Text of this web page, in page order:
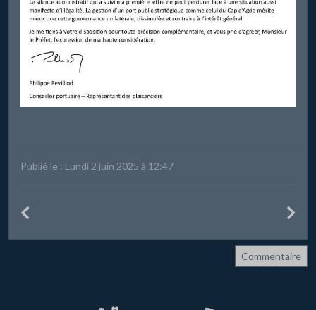
Publié le : Lundi 2 juin 2025 à 12:47
Commentaire